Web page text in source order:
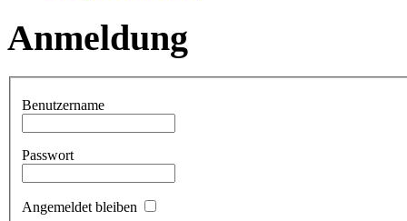
Anmeldung
Benutzername
Passwort
Angemeldet bleiben